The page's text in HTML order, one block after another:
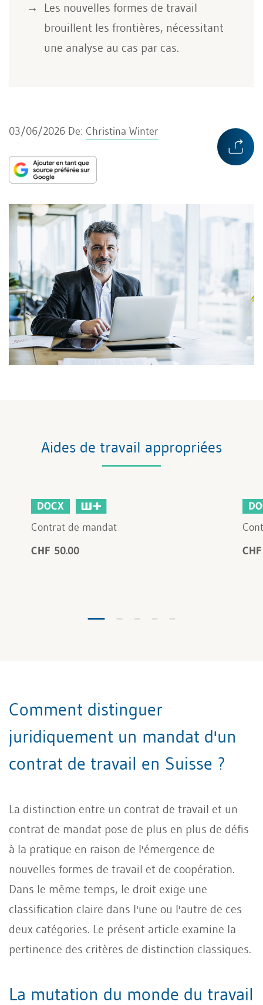
Les nouvelles formes de travail
brouillent les frontières, nécessitant
une analyse au cas par cas.
03/06/2026 De: Christina Winter
Aides de travail appropriées
DOCX
Contrat de mandat
CHF 50.00
Comment distinguer
juridiquement un mandat d'un
contrat de travail en Suisse ?
La distinction entre un contrat de travail et un
contrat de mandat pose de plus en plus de défis
à la pratique en raison de l'émergence de
nouvelles formes de travail et de coopération.
Dans le même temps, le droit exige une
classification claire dans l'une ou l'autre de ces
deux catégories. Le présent article examine la
pertinence des critères de distinction classiques.
La mutation du monde du travail